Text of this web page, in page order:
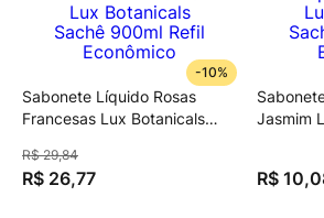
-10%
Sabonete Líquido Rosas
Francesas Lux Botanicals
R$ 29,84
R$ 26,77
Jasmim
R$ 10,